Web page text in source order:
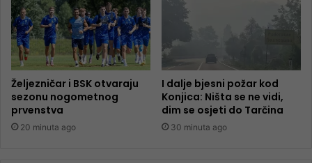
Željezničar i BSK otvaraju
sezonu nogometnog
prvenstva
20 minuta ago
I dalje bjesni požar kod
Konjica: Ništa se ne vidi,
dim se osjeti do Tarčina
30 minuta ago